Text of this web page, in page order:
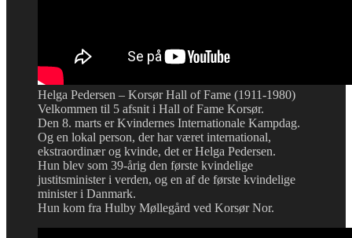
Helga Pedersen – Korsør Hall of Fame (1911-1980)
Velkommen til 5 afsnit i Hall of Fame Korsør.
Den 8. marts er Kvindernes Internationale Kampdag.
Og en lokal person, der har været international,
ekstraordinær og kvinde, det er Helga Pedersen.
Hun blev som 39-årig den første kvindelige
justitsminister i verden, og en af de første kvindelige
minister i Danmark.
Hun kom fra Hulby Møllegård ved Korsør Nor.